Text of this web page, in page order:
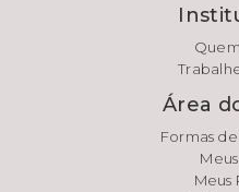
Área
Formas
Meus